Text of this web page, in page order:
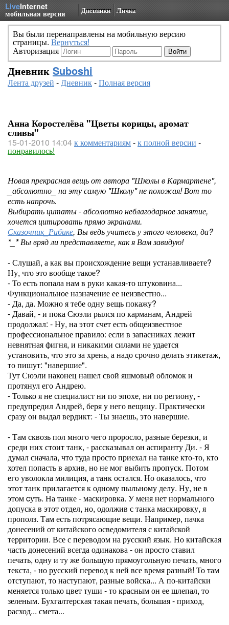
LiveInternet
мобильная версия Дневники Личка
Вы были перенаправлены на мобильную версию
страницы. Вернуться!
Авторизация
Дневник Suboshi
Лента друзей -Дневник-Полная версия
Анна Коростелёва "Цветы корицы, аромат
сливы"
15-01-2010 14:04к комментариям-к полной версии -
понравилось!
Новая прекрасная вещь от автора "Школы в Кармартене",
_абсолютно_ на эту самую "Школу" не похожая! Вот то
есть напрочь.
Выбирать цитаты - абсолютно неблагодарное занятие,
хочется цитировать прямо экранами.
Сказочник_Рибике, Вы ведь учитесь у этого человека, да?
*_* Вы вряд ли представляете, как я Вам завидую!
- Слушай, а как вы происхождение вещи устанавливаете?
Ну, что это вообще такое?
- То есть попала нам в руки какая-то штуковина...
Функциональное назначение ее неизвестно...
- Да, да. Можно я тебе одну вещь покажу?
- Давай, - и пока Сюэли рылся по карманам, Андрей
продолжал: - Ну, на этот счет есть общеизвестное
профессиональное правило: если в запасниках лежит
невнятная фигня, и никакими силами не удается
установить, что это за хрень, а надо срочно делать этикетаж,
то пишут: "навершие".
Тут Сюэли наконец нашел свой яшмовый обломок и
протянул его Андрею.
- Только я не специалист ни по эпохе, ни по региону, -
предупредил Андрей, беря у него вещицу. Практически
сразу он выдал вердикт: - Ты знаешь, это навершие.
- Там сквозь пол много чего проросло, разные березки, и
среди них стоит танк, - рассказывал он аспиранту Ди. - Я
думал сначала, что туда просто приехал на танке кто-то, кто
хотел попасть в архив, но не мог выбить пропуск. Потом
его уволокла милиция, а танк остался. Но оказалось, что
этот танк прилагается к одному пыльному делу. Ну, не в
этом cуть. На танке - маскировка. У меня нет нормального
допуска в этот отдел, но, одолжив с танка маскировку, я
прополз. Там есть потрясающие вещи. Например, пачка
донесений от китайского осведомителя с китайской
территории. Все с переводом на русский язык. Но китайская
часть донесений всегда одинакова - он просто ставил
печать, одну и ту же большую прямоугольную печать, много
текста, - но русский перевод к ней все время разный! То там
отступают, то наступают, разные войска... А по-китайски
меняется только цвет туши - то красным он ее шлепал, то
зеленым. Бухгалтерская такая печать, большая - приход,
расход... смета...